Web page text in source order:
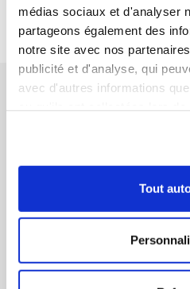
médias sociaux et d'analyser
partageons également des
notre site avec nos
publicité et d'analyse, qui
avec d'autres informations
Tout
€123.89 HT
administrative payment order
DELIVERY IN EUROPE